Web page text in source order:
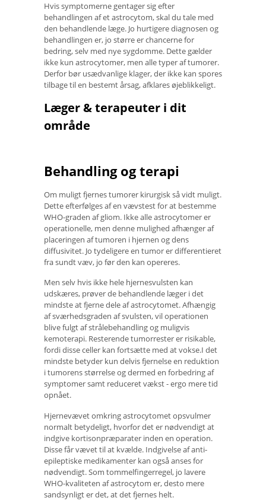
Hvis symptomerne gentager sig efter
behandlingen af ​​et astrocytom, skal du tale med
den behandlende læge. Jo hurtigere diagnosen og
behandlingen er, jo større er chancerne for
bedring, selv med nye sygdomme. Dette gælder
ikke kun astrocytomer, men alle typer af tumorer.
Derfor bør usædvanlige klager, der ikke kan spores
tilbage til en bestemt årsag, afklares øjeblikkeligt.
Læger & terapeuter i dit
område
Behandling og terapi
Om muligt fjernes tumorer kirurgisk så vidt muligt.
Dette efterfølges af en vævstest for at bestemme
WHO-graden af ​​gliom. Ikke alle astrocytomer er
operationelle, men denne mulighed afhænger af
placeringen af ​​tumoren i hjernen og dens
diffusivitet. Jo tydeligere en tumor er differentieret
fra sundt væv, jo før den kan opereres.
Men selv hvis ikke hele hjernesvulsten kan
udskæres, prøver de behandlende læger i det
mindste at fjerne dele af astrocytomet. Afhængig
af sværhedsgraden af ​​svulsten, vil operationen
blive fulgt af strålebehandling og muligvis
kemoterapi. Resterende tumorrester er risikable,
fordi disse celler kan fortsætte med at vokse.I det
mindste betyder kun delvis fjernelse en reduktion
i tumorens størrelse og dermed en forbedring af
symptomer samt reduceret vækst - ergo mere tid
opnået.
Hjernevævet omkring astrocytomet opsvulmer
normalt betydeligt, hvorfor det er nødvendigt at
indgive kortisonpræparater inden en operation.
Disse får vævet til at kvælde. Indgivelse af anti-
epileptiske medikamenter kan også anses for
nødvendigt. Som tommelfingerregel, jo lavere
WHO-kvaliteten af ​​astrocytom er, desto mere
sandsynligt er det, at det fjernes helt.